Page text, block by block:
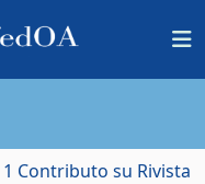
1 Contributo su Rivista